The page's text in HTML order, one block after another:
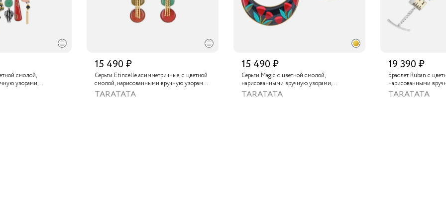
смолой,
узорами,
краской,
и тонированным
15 490 ₽
Серьги Etincelle асимметричные, с цветной
смолой, нарисованными вручную узорами,
слюдяным порошком, стеклянной бусиной,
тонированным гематитом и золотой
TARATATA
15 490 ₽
Серьги Magic с цветной смолой,
нарисованными вручную узорами,
лабрадоритом и металлизированной
крааской
TARATATA
19 390 ₽
Браслет Ruban с
нарисованными
золотой краской
TARATATA